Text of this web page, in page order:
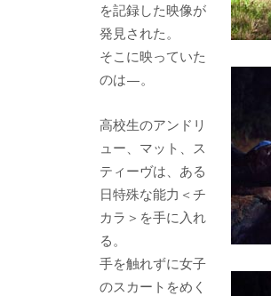
を記録した映像が
発見された。
そこに映っていた
のは—。
高校生のアンドリ
ュー、マット、ス
ティーヴは、ある
日特殊な能力＜チ
カラ＞を手に入れ
る。
手を触れずに女子
のスカートをめく